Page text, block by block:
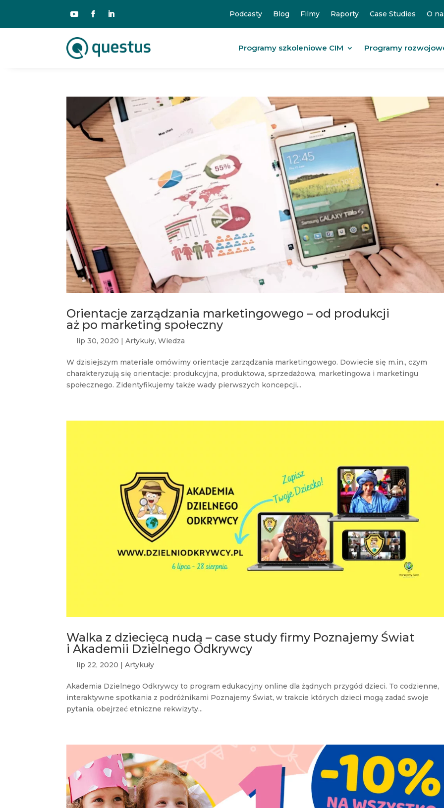
Podcasty Blog Filmy Raporty Case Studies O
Programy szkoleniowe CIM Programy
Orientacje zarządzania marketingowego – od produkcji
aż po marketing społeczny
lip 30, 2020 |Artykuły,Wiedza
W dzisiejszym materiale omówimy orientacje zarządzania marketingowego. Dowiecie się m.in., czym
charakteryzują się orientacje: produkcyjna, produktowa, sprzedażowa, marketingowa i marketingu
społecznego. Zidentyfikujemy także wady pierwszych koncepcji...
Walka z dziecięcą nudą – case study firmy Poznajemy Świat
i Akademii Dzielnego Odkrywcy
lip 22, 2020 |Artykuły
Akademia Dzielnego Odkrywcy to program edukacyjny online dla żądnych przygód dzieci. To codzienne,
interaktywne spotkania z podróżnikami Poznajemy Świat, w trakcie których dzieci mogą zadać swoje
pytania, obejrzeć etniczne rekwizyty...